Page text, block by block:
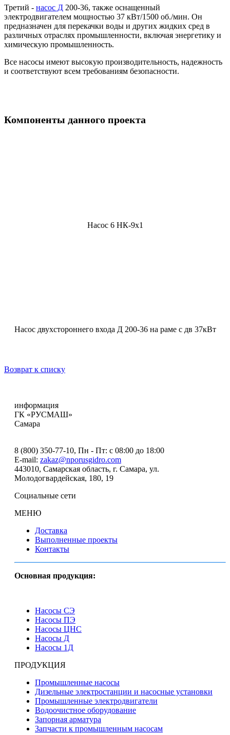
Третий - насос Д 200-36, также оснащенный
электродвигателем мощностью 37 кВт/1500 об./мин. Он
предназначен для перекачки воды и других жидких сред в
различных отраслях промышленности, включая энергетику и
химическую промышленность.
Все насосы имеют высокую производительность, надежность
и соответствуют всем требованиям безопасности.
Компоненты данного проекта
Насос 6 НК-9х1
Насос двухстороннего входа Д 200-36 на раме с дв 37кВт
Возврат к списку
информация
ГК «РУСМАШ»
Самара
8 (800) 350-77-10, Пн - Пт: с 08:00 до 18:00
E-mail: zakaz@nporusgidro.com
443010, Самарская область, г. Самара, ул.
Молодогвардейская, 180, 19
Социальные сети
МЕНЮ
Доставка
Выполненные проекты
Контакты
Основная продукция:
Насосы СЭ
Насосы ПЭ
Насосы ЦНС
Насосы Д
Насосы 1Д
ПРОДУКЦИЯ
Промышленные насосы
Дизельные электростанции и насосные установки
Промышленные электродвигатели
Водоочистное оборудование
Запорная арматура
Запчасти к промышленным насосам